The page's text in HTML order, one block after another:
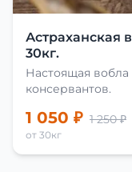
Астраханская
30кг.
Настоящая
консервантов.
1 050 ₽ 1 250 ₽
от 30кг